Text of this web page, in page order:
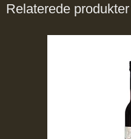
Relaterede produkter